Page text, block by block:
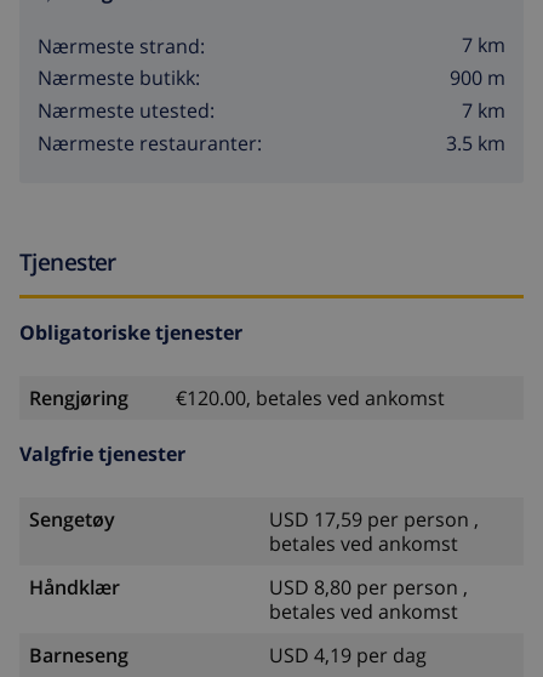
Nærmeste strand:
7 km
Nærmeste butikk:
900 m
Nærmeste utested:
7 km
Nærmeste restauranter:
3.5 km
Tjenester
Obligatoriske tjenester
Rengjøring €120.00, betales ved ankomst
Valgfrie tjenester
Sengetøy
USD 17,59 per person ,
betales ved ankomst
Håndklær
USD 8,80 per person ,
betales ved ankomst
Barneseng
USD 4,19 per dag